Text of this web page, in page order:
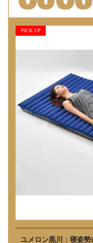
PICK UP
ユメロン黒川：寝姿